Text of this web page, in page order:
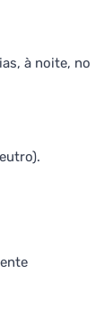
à noite, no